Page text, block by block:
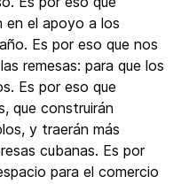
en el apoyo a los
Es por eso que nos
remesas: para que los
Es por eso que
que construirán
y traerán más
cubanas. Es por
para el comercio